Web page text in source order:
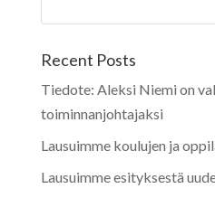
Recent Posts
Tiedote: Aleksi Niemi on
toiminnanjohtajaksi
Lausuimme koulujen ja
Lausuimme esityksestä